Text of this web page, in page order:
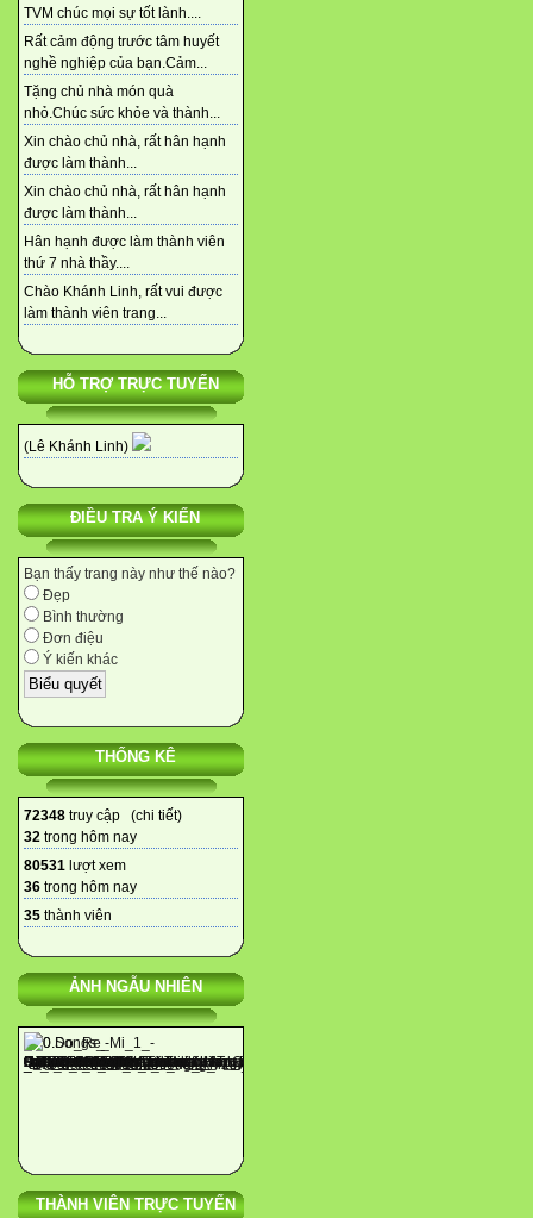
TVM chúc mọi sự tốt lành....
Rất cảm động trước tâm huyết
nghề nghiệp của bạn.Cảm...
Tặng chủ nhà món quà
nhỏ.Chúc sức khỏe và thành...
Xin chào chủ nhà, rất hân hạnh
được làm thành...
Xin chào chủ nhà, rất hân hạnh
được làm thành...
Hân hạnh được làm thành viên
thứ 7 nhà thầy....
Chào Khánh Linh, rất vui được
làm thành viên trang...
HỖ TRỢ TRỰC TUYẾN
(Lê Khánh Linh)
ĐIỀU TRA Ý KIẾN
Bạn thấy trang này như thế nào?
Đẹp
Bình thường
Đơn điệu
Ý kiến khác
THỐNG KÊ
72348 truy cập (chi tiết)
32 trong hôm nay
80531 lượt xem
36 trong hôm nay
35 thành viên
ẢNH NGẪU NHIÊN
THÀNH VIÊN TRỰC TUYẾN